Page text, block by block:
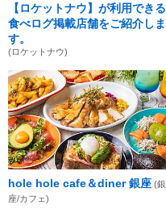
【ロケットナウ】が利用できる
食べログ掲載店舗をご紹介しま
す。
(ロケットナウ)
hole hole cafe＆diner 銀座 (銀
座/カフェ)